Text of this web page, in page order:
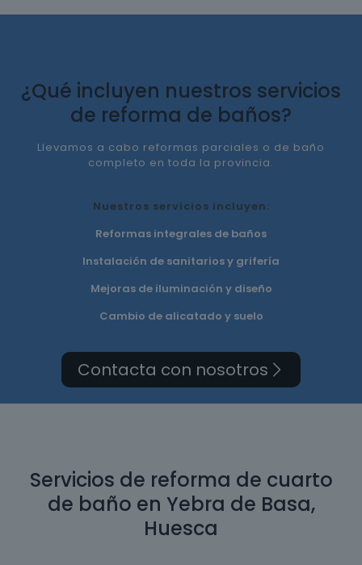
¿Qué incluyen nuestros servicios
de reforma de baños?
Llevamos a cabo reformas parciales o de baño
completo en toda la provincia.
Nuestros servicios incluyen:
Reformas integrales de baños
Instalación de sanitarios y grifería
Mejoras de iluminación y diseño
Cambio de alicatado y suelo
Contacta con nosotros
Servicios de reforma de cuarto
de baño en Yebra de Basa,
Huesca